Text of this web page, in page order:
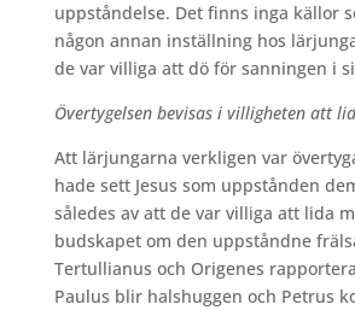
uppståndelse. Det finns inga källor
någon annan inställning hos
de var villiga att dö för sanningen i
Övertygelsen bevisas i villigheten att
Att lärjungarna verkligen var
hade sett Jesus som uppstånden
således av att de var villiga att lida
budskapet om den uppståndne
Tertullianus och Origenes
Paulus blir halshuggen och Petrus